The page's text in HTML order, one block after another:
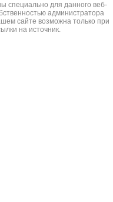
специально для данного веб-
администратора
сайте возможна только при
на источник.